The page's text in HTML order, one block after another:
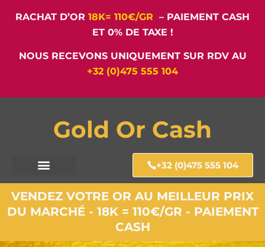
RACHAT D’OR 18K= 110€/GR – PAIEMENT CASH
ET 0% DE TAXE !
NOUS RECEVONS UNIQUEMENT SUR RDV AU
+32 (0)475 555 104
Gold Or Cash
+32 (0)475 555 104
VENDEZ VOTRE OR AU MEILLEUR PRIX
DU MARCHÉ - 18K = 110€/GR - PAIEMENT
CASH